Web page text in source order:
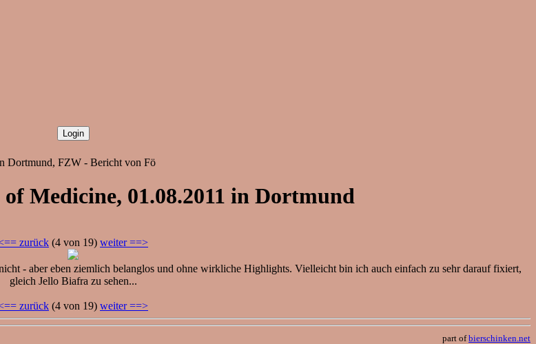
Dortmund, FZW - Bericht von Fö
Medicine, 01.08.2011 in Dortmund
zurück (4 von 19) weiter ==>
- aber eben ziemlich belanglos und ohne wirkliche Highlights. Vielleicht bin ich auch einfach zu sehr darauf fixiert,
gleich Jello Biafra zu sehen...
zurück (4 von 19) weiter ==>
part ofbierschinken.net